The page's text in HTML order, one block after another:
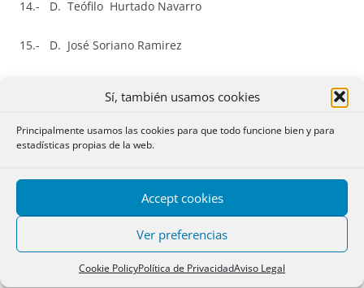
Sí, también usamos cookies
Principalmente usamos las cookies para que todo funcione bien y para
estadísticas propias de la web.
Accept cookies
Ver preferencias
Cookie PolicyPolítica de PrivacidadAviso Legal
14.- D. Teófilo Hurtado Navarro
15.- D. José Soriano Ramirez
17.- Dª Blanca María Gimeno Quintana
19.- Dª María Dolores de Paz Sánchez
20.- Dª María Sonsoles Montero García-Siso
21.- Dª María Teresa López Ruiz